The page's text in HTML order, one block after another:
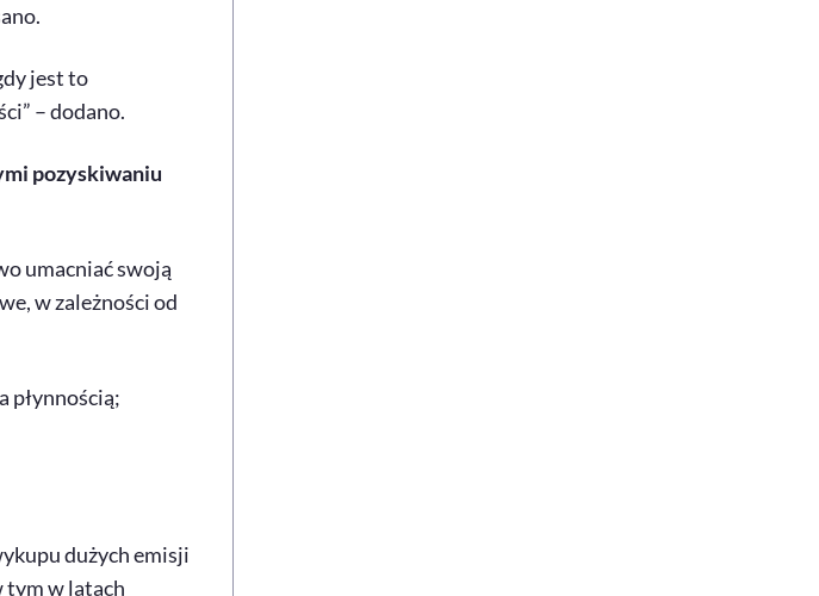
jest to
– dodano.
pozyskiwaniu
umacniać swoją
w zależności od
płynnością;
dużych emisji
tym w latach